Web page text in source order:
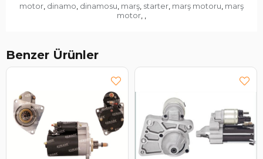
motor dinamo dinamosu marş starter marş motoru marş
motor
Benzer Ürünler